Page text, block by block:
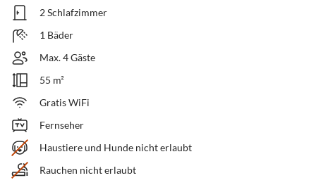
2 Schlafzimmer
1 Bäder
Max. 4 Gäste
55 m²
Gratis WiFi
Fernseher
Haustiere und Hunde nicht erlaubt
Rauchen nicht erlaubt